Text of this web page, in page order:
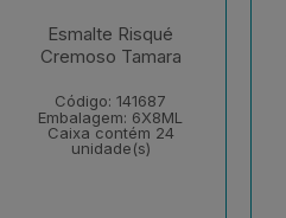
Esmalte Risqué
Cremoso Tamara
Código: 141687
Embalagem: 6X8ML
Caixa contém 24
unidade(s)